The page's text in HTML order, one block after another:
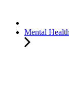
Mental